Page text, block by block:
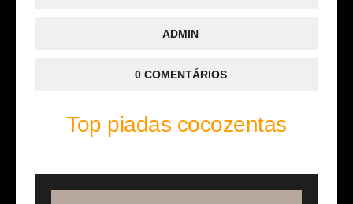
ADMIN
0 COMENTÁRIOS
Top piadas cocozentas